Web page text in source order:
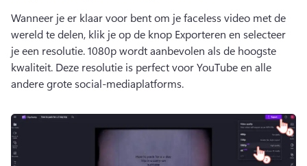
Wanneer je er klaar voor bent om je faceless video met de
wereld te delen, klik je op de knop Exporteren en selecteer
je een resolutie. 1080p wordt aanbevolen als de hoogste
kwaliteit. Deze resolutie is perfect voor YouTube en alle
andere grote social-mediaplatforms.